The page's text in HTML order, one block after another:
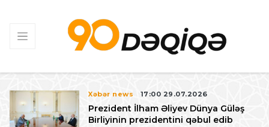
Xəbər news 17:00 29.07.2026
Prezident İlham Əliyev Dünya Güləş
Birliyinin prezidentini qəbul edib